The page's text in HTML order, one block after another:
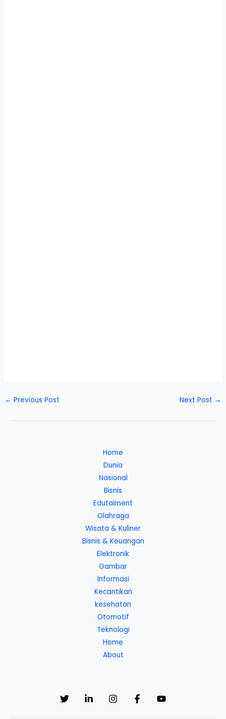
← Previous Post Next Post →
Home
Dunia
Nasional
Bisnis
Edutaiment
Olahraga
Wisata & Kuliner
Bisnis & Keuangan
Elektronik
Gambar
Informasi
Kecantikan
kesehatan
Otomotif
Teknologi
Home
About